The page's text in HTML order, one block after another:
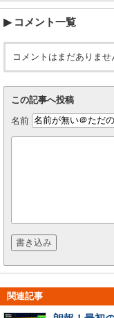
コメント一覧
コメントはまだありませ
この記事へ投稿
名前
関連記事